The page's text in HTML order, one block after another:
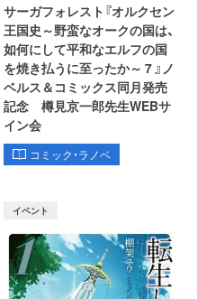
サーガフォレスト『オルクセン
王国史～野蛮なオークの国は、
如何にして平和なエルフの国
を焼き払うに至ったか～ 7 』ノ
ベルス＆コミックス同月発売
記念 樽見京一郎先生WEBサ
イン会
コミック・ラノベ
イベント